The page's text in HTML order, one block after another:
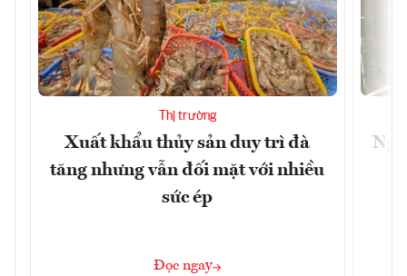
Thị trường
Xuất khẩu thủy sản duy trì đà
tăng nhưng vẫn đối mặt với nhiều
sức ép
Đọc ngay